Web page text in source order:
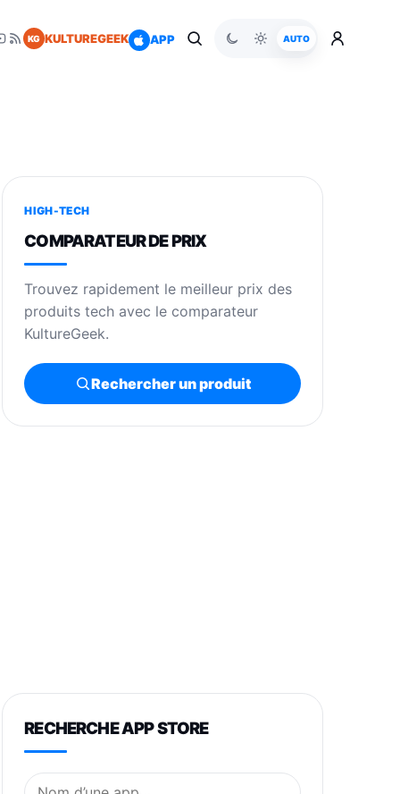
KG KULTUREGEEK APP AUTO
HIGH-TECH
COMPARATEUR DE PRIX
Trouvez rapidement le meilleur prix des
produits tech avec le comparateur
KultureGeek.
Rechercher un produit
RECHERCHE APP STORE
Nom de l’application